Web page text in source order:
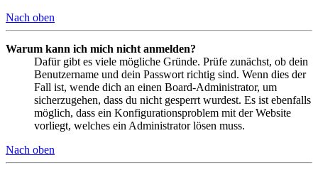
Nach oben
Warum kann ich mich nicht anmelden?
Dafür gibt es viele mögliche Gründe. Prüfe zunächst, ob dein
Benutzername und dein Passwort richtig sind. Wenn dies der
Fall ist, wende dich an einen Board-Administrator, um
sicherzugehen, dass du nicht gesperrt wurdest. Es ist ebenfalls
möglich, dass ein Konfigurationsproblem mit der Website
vorliegt, welches ein Administrator lösen muss.
Nach oben